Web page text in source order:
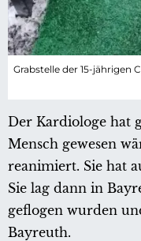
Grabstelle der 15-jährigen
Der Kardiologe hat
Mensch gewesen
reanimiert. Sie hat
Sie lag dann in
geflogen wurden
Bayreuth.